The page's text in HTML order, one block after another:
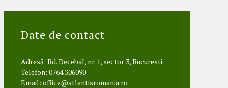
Date de contact
Adresă: Bd. Decebal, nr. 1, sector 3, Bucuresti
Telefon: 0764.306090
Email: office@atlantisromania.ro